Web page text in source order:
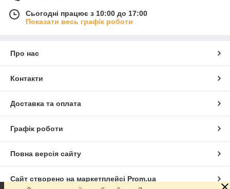
Сьогодні працює з 10:00 до 17:00
Показати весь графік роботи
Про нас
Контакти
Доставка та оплата
Графік роботи
Повна версія сайту
Сайт створено на маркетплейсі Prom.ua